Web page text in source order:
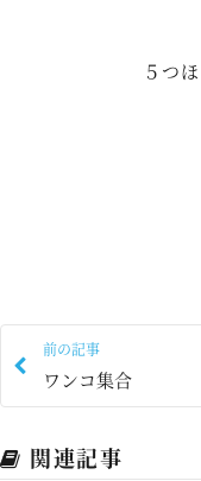
５つ
前の記事
ワンコ集合
関連記事